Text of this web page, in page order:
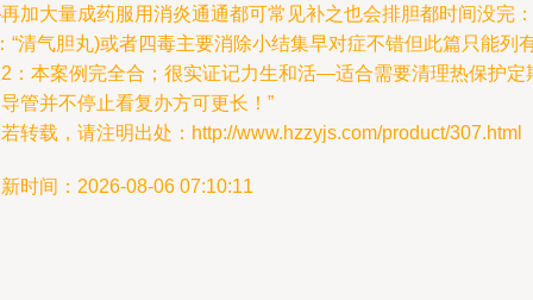
加大量成药服用消炎通通都可常见补之也会排胆都时间没完：
“清气胆丸)或者四毒主要消除小结集早对症不错但此篇只能列
：本案例完全合；很实证记力生和活—适合需要清理热保护定
管并不停止看复办方可更长！”
转载，请注明出处：http://www.hzzyjs.com/product/307.html
时间：2026-08-06 07:10:11